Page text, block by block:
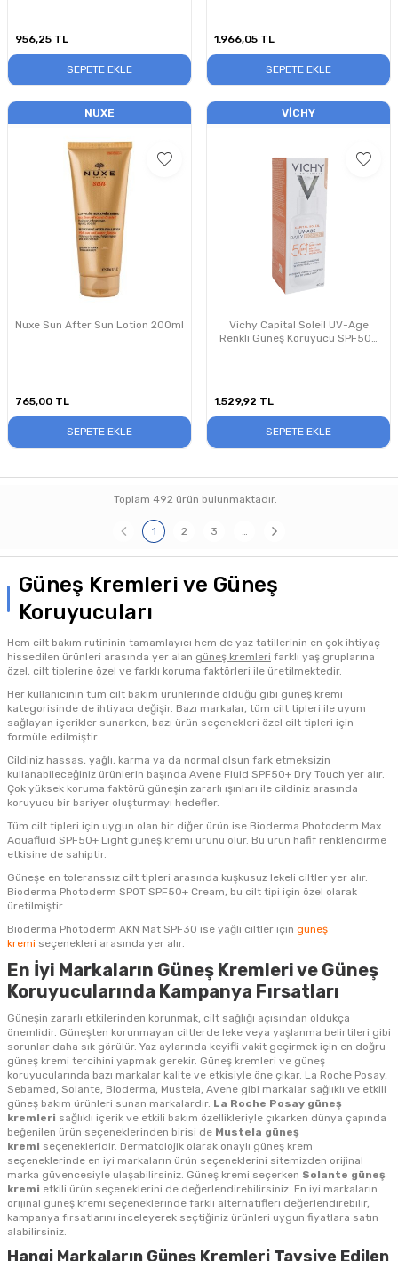
956,25 TL
SEPETE EKLE
1.966,05 TL
SEPETE EKLE
NUXE
Nuxe Sun After Sun Lotion 200ml
765,00 TL
SEPETE EKLE
VICHY
Vichy Capital Soleil UV-Age
Renkli Güneş Koruyucu SPF50+
1.529,92 TL
SEPETE EKLE
Toplam 492 ürün bulunmaktadır.
1 2 3 …
Güneş Kremleri ve Güneş
Koruyucuları
Hem cilt bakım rutininin tamamlayıcı hem de yaz tatillerinin en çok ihtiyaç
hissedilen ürünleri arasında yer alan güneş kremleri farklı yaş gruplarına
özel, cilt tiplerine özel ve farklı koruma faktörleri ile üretilmektedir.
Her kullanıcının tüm cilt bakım ürünlerinde olduğu gibi güneş kremi
kategorisinde de ihtiyacı değişir. Bazı markalar, tüm cilt tipleri ile uyum
sağlayan içerikler sunarken, bazı ürün seçenekleri özel cilt tipleri için
formüle edilmiştir.
Cildiniz hassas, yağlı, karma ya da normal olsun fark etmeksizin
kullanabileceğiniz ürünlerin başında Avene Fluid SPF50+ Dry Touch yer alır.
Çok yüksek koruma faktörü güneşin zararlı ışınları ile cildiniz arasında
koruyucu bir bariyer oluşturmayı hedefler.
Tüm cilt tipleri için uygun olan bir diğer ürün ise Bioderma Photoderm Max
Aquafluid SPF50+ Light güneş kremi ürünü olur. Bu ürün hafif renklendirme
etkisine de sahiptir.
Güneşe en toleranssız cilt tipleri arasında kuşkusuz lekeli ciltler yer alır.
Bioderma Photoderm SPOT SPF50+ Cream, bu cilt tipi için özel olarak
üretilmiştir.
Bioderma Photoderm AKN Mat SPF30 ise yağlı ciltler için güneş
kremi seçenekleri arasında yer alır.
En İyi Markaların Güneş Kremleri ve Güneş
Koruyucularında Kampanya Fırsatları
Güneşin zararlı etkilerinden korunmak, cilt sağlığı açısından oldukça
önemlidir. Güneşten korunmayan ciltlerde leke veya yaşlanma belirtileri gibi
sorunlar daha sık görülür. Yaz aylarında keyifli vakit geçirmek için en doğru
güneş kremi tercihini yapmak gerekir. Güneş kremleri ve güneş
koruyucularında bazı markalar kalite ve etkisiyle öne çıkar. La Roche Posay,
Sebamed, Solante, Bioderma, Mustela, Avene gibi markalar sağlıklı ve etkili
güneş bakım ürünleri sunan markalardır. La Roche Posay güneş
kremleri sağlıklı içerik ve etkili bakım özellikleriyle çıkarken dünya çapında
beğenilen ürün seçeneklerinden birisi de Mustela güneş
kremi seçenekleridir. Dermatolojik olarak onaylı güneş krem
seçeneklerinde en iyi markaların ürün seçeneklerini sitemizden orijinal
marka güvencesiyle ulaşabilirsiniz. Güneş kremi seçerken Solante güneş
kremi etkili ürün seçeneklerini de değerlendirebilirsiniz. En iyi markaların
orijinal güneş kremi seçeneklerinde farklı alternatifleri değerlendirebilir,
kampanya fırsatlarını inceleyerek seçtiğiniz ürünleri uygun fiyatlara satın
alabilirsiniz.
Hangi Markaların Güneş Kremleri Tavsiye Edilen